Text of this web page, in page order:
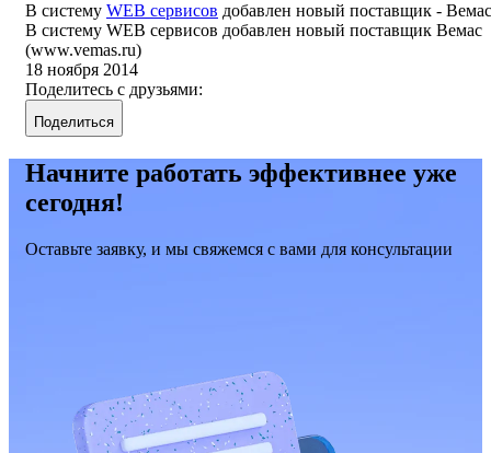
В систему WEB сервисов добавлен новый поставщик - Вемас
В систему WEB сервисов добавлен новый поставщик Вемас
(www.vemas.ru)
18 ноября 2014
Поделитесь с друзьями:
Поделиться
Начните работать эффективнее уже
сегодня!
Оставьте заявку, и мы свяжемся с вами для консультации